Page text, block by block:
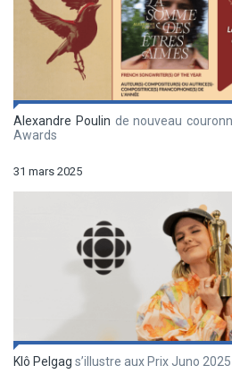
Alexandre Poulin de nouveau
Awards
31 mars 2025
Klô Pelgag s’illustre aux Prix Juno 2025